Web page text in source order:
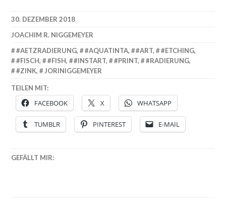
30. DEZEMBER 2018
JOACHIM R. NIGGEMEYER
#AETZRADIERUNG, #AQUATINTA, #ART, #ETCHING,
#FISCH, #FISH, #INSTART, #PRINT, #RADIERUNG,
#ZINK, JORINIGGEMEYER
TEILEN MIT:
FACEBOOK X WHATSAPP
TUMBLR PINTEREST E-MAIL
GEFÄLLT MIR: